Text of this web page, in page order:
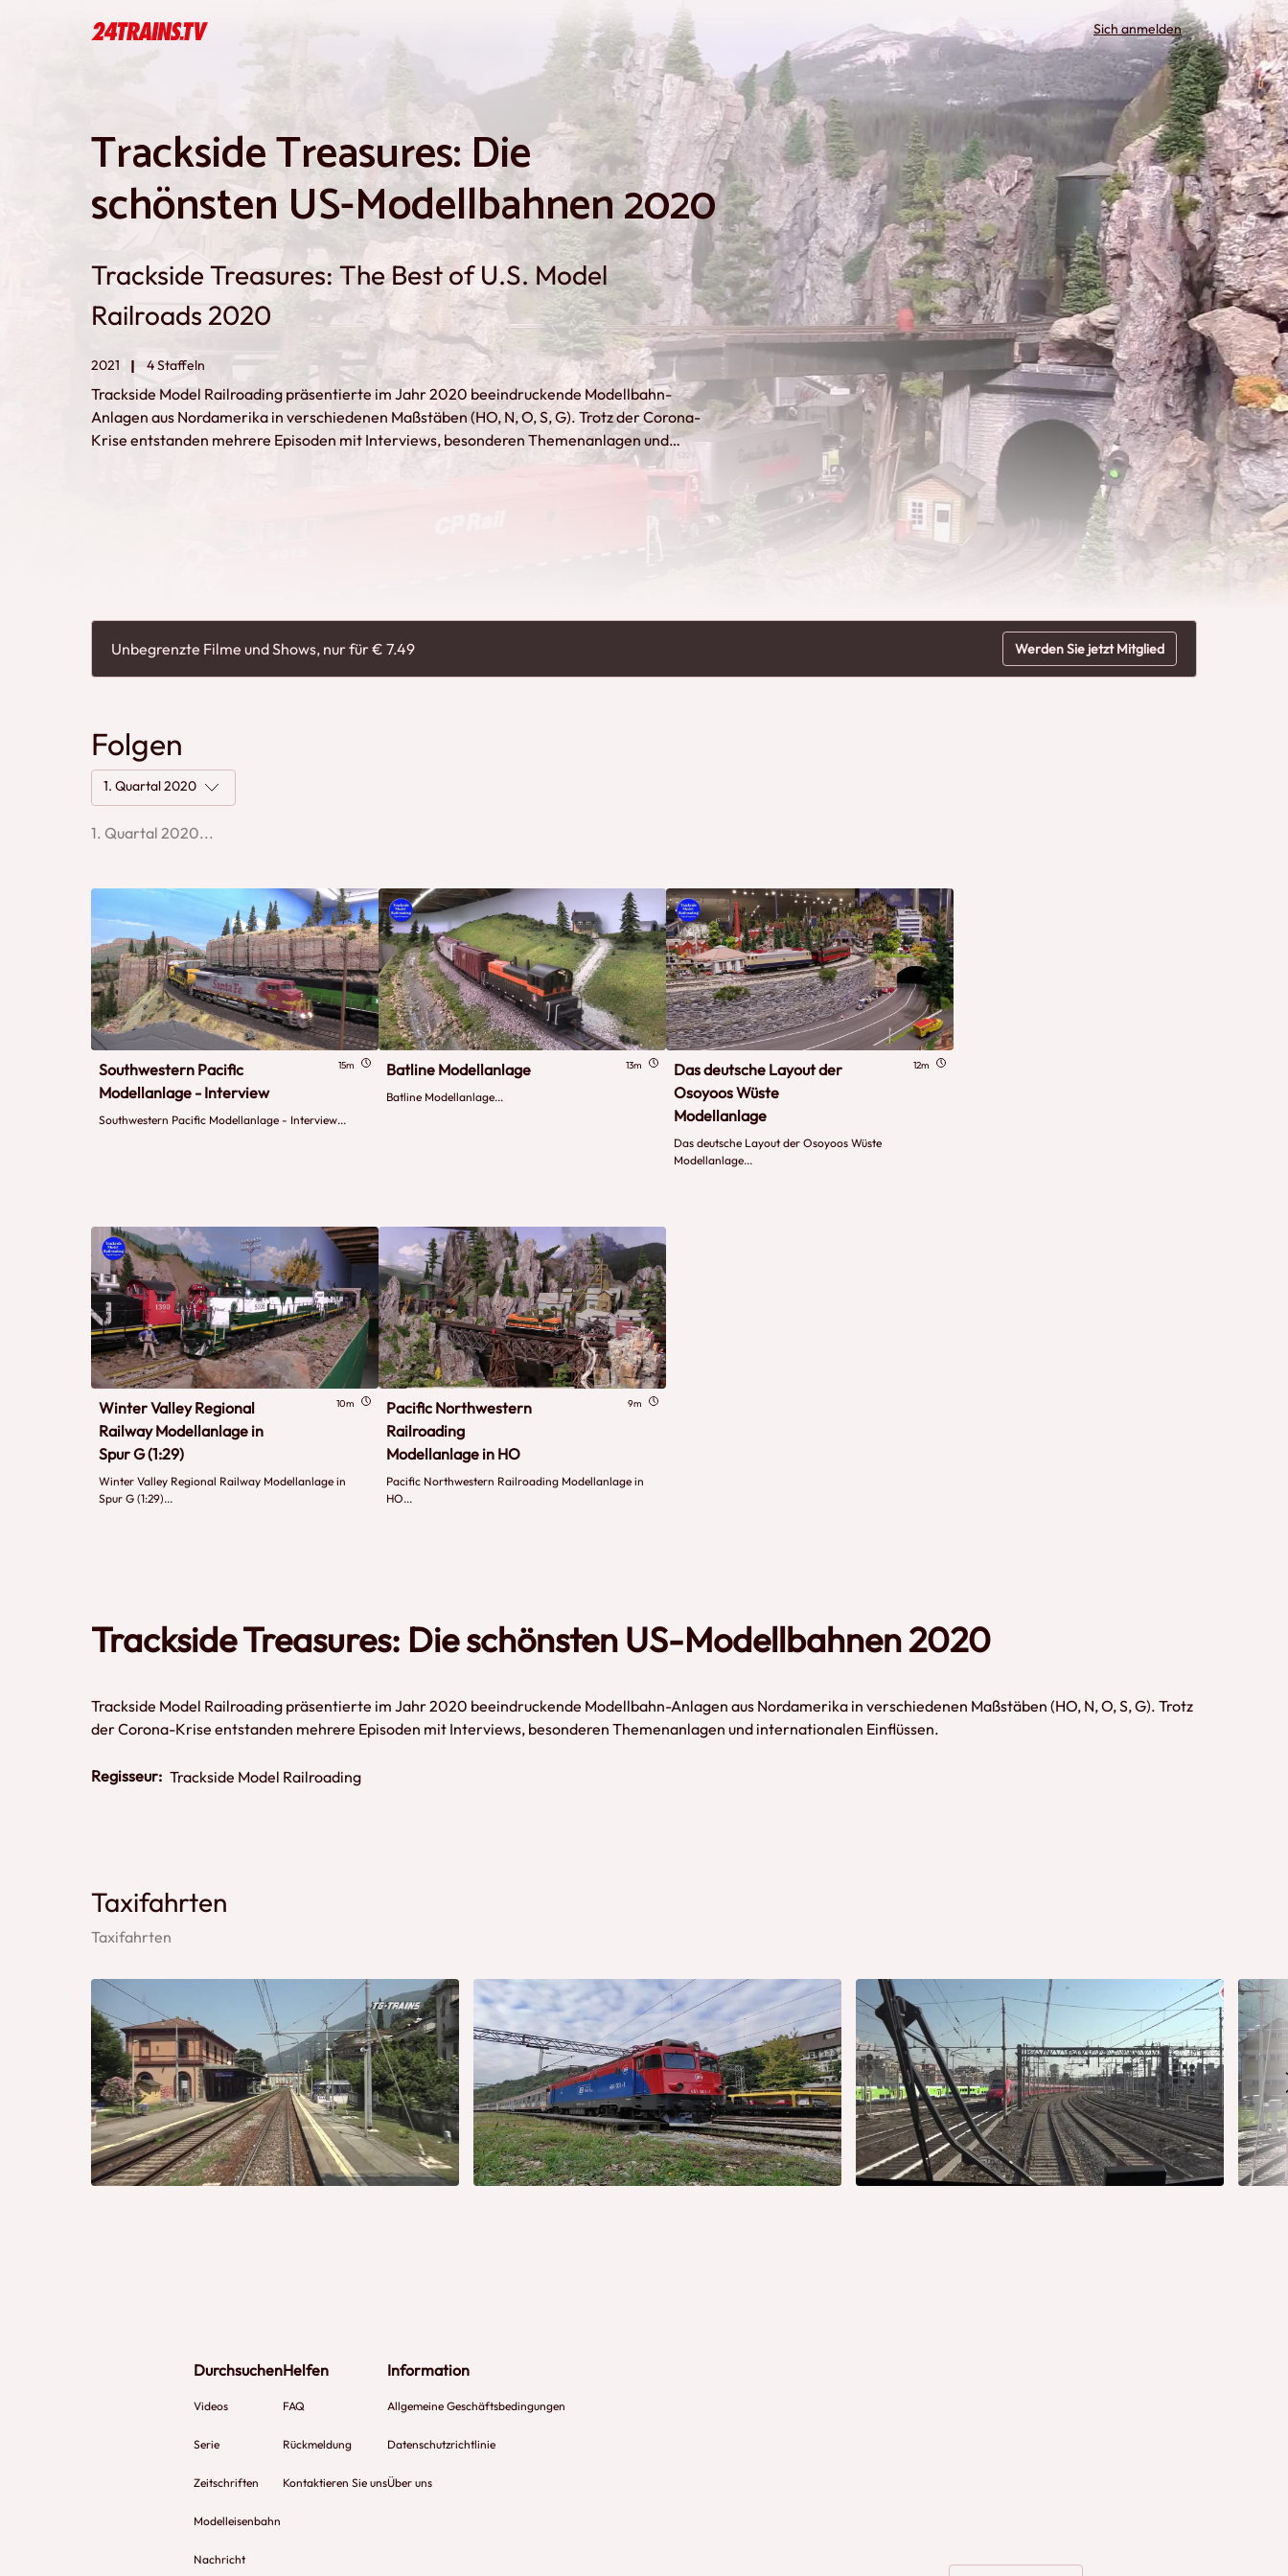
Sich anmelden
Trackside Treasures: Die
schönsten US-Modellbahnen 2020
Trackside Treasures: The Best of U.S. Model
Railroads 2020
2021 4 Staffeln
Trackside Model Railroading präsentierte im Jahr 2020 beeindruckende Modellbahn-
Anlagen aus Nordamerika in verschiedenen Maßstäben (HO, N, O, S, G). Trotz der Corona-
Krise entstanden mehrere Episoden mit Interviews, besonderen Themenanlagen und
Unbegrenzte Filme und Shows, nur für € 7.49 Werden Sie jetzt Mitglied
Folgen
1. Quartal 2020
1. Quartal 2020...
Southwestern Pacific
Modellanlage - Interview
15m
Southwestern Pacific Modellanlage - Interview...
Batline Modellanlage 13m
Batline Modellanlage...
Das deutsche Layout der
Osoyoos Wüste
Modellanlage
12m
Das deutsche Layout der Osoyoos Wüste
Modellanlage...
Winter Valley Regional
Railway Modellanlage in
Spur G (1:29)
10m
Winter Valley Regional Railway Modellanlage in
Spur G (1:29)...
Pacific Northwestern
Railroading
Modellanlage in HO
9m
Pacific Northwestern Railroading Modellanlage in
HO...
Trackside Treasures: Die schönsten US-Modellbahnen 2020
Trackside Model Railroading präsentierte im Jahr 2020 beeindruckende Modellbahn-Anlagen aus Nordamerika in verschiedenen Maßstäben (HO, N, O, S, G). Trotz
der Corona-Krise entstanden mehrere Episoden mit Interviews, besonderen Themenanlagen und internationalen Einflüssen.
Regisseur: Trackside Model Railroading
Taxifahrten
Taxifahrten
Durchsuchen
Videos
Serie
Zeitschriften
Modelleisenbahn
Nachricht
Helfen
FAQ
Rückmeldung
Kontaktieren Sie uns
Information
Allgemeine Geschäftsbedingungen
Datenschutzrichtlinie
Über uns